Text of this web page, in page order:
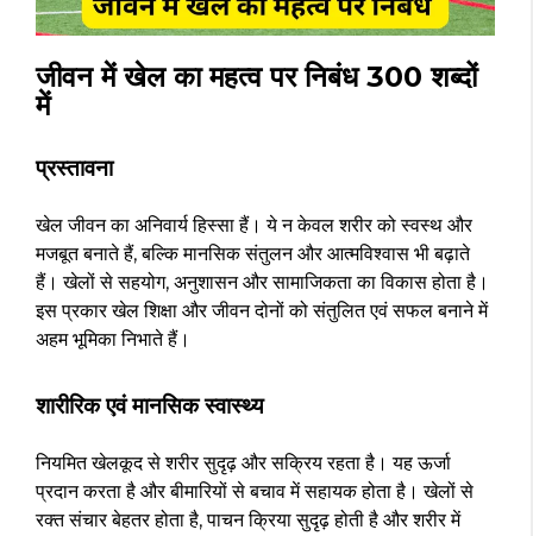
जीवन में खेल का महत्व पर निबंध 300 शब्दों
में
प्रस्तावना
खेल जीवन का अनिवार्य हिस्सा हैं। ये न केवल शरीर को स्वस्थ और
मजबूत बनाते हैं, बल्कि मानसिक संतुलन और आत्मविश्वास भी बढ़ाते
हैं। खेलों से सहयोग, अनुशासन और सामाजिकता का विकास होता है।
इस प्रकार खेल शिक्षा और जीवन दोनों को संतुलित एवं सफल बनाने में
अहम भूमिका निभाते हैं।
शारीरिक एवं मानसिक स्वास्थ्य
नियमित खेलकूद से शरीर सुदृढ़ और सक्रिय रहता है। यह ऊर्जा
प्रदान करता है और बीमारियों से बचाव में सहायक होता है। खेलों से
रक्त संचार बेहतर होता है, पाचन क्रिया सुदृढ़ होती है और शरीर में